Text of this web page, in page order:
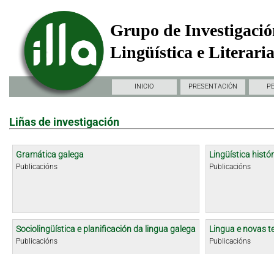
Grupo de
Lingüística e
INICIO PRESENTACIÓN
Liñas de investigación
Gramática galega
Publicacións
Lingüística
Publicacións
Sociolingüística e planificación da lingua galega
Publicacións
Lingua e novas
Publicacións